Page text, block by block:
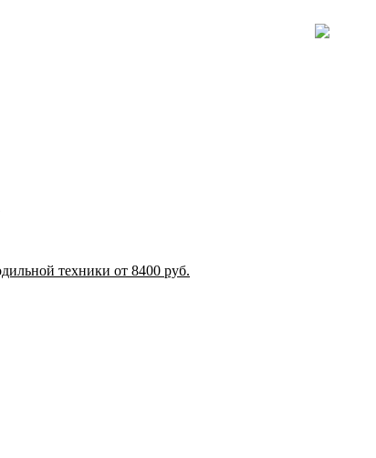
техники от 8400 руб.